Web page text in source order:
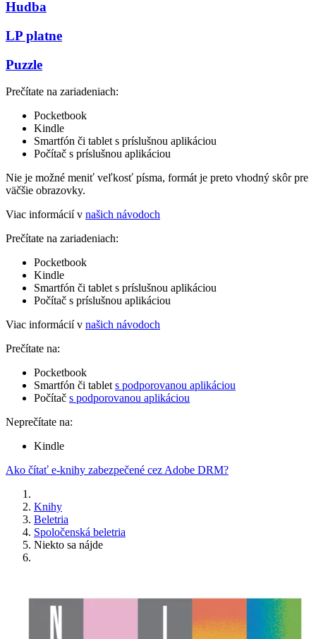
Hudba
LP platne
Puzzle
Prečítate na zariadeniach:
Pocketbook
Kindle
Smartfón či tablet s príslušnou aplikáciou
Počítač s príslušnou aplikáciou
Nie je možné meniť veľkosť písma, formát je preto vhodný skôr pre
väčšie obrazovky.
Viac informácií v našich návodoch
Prečítate na zariadeniach:
Pocketbook
Kindle
Smartfón či tablet s príslušnou aplikáciou
Počítač s príslušnou aplikáciou
Viac informácií v našich návodoch
Prečítate na:
Pocketbook
Smartfón či tablet s podporovanou aplikáciou
Počítač s podporovanou aplikáciou
Neprečítate na:
Kindle
Ako čítať e-knihy zabezpečené cez Adobe DRM?
Knihy
Beletria
Spoločenská beletria
Niekto sa nájde